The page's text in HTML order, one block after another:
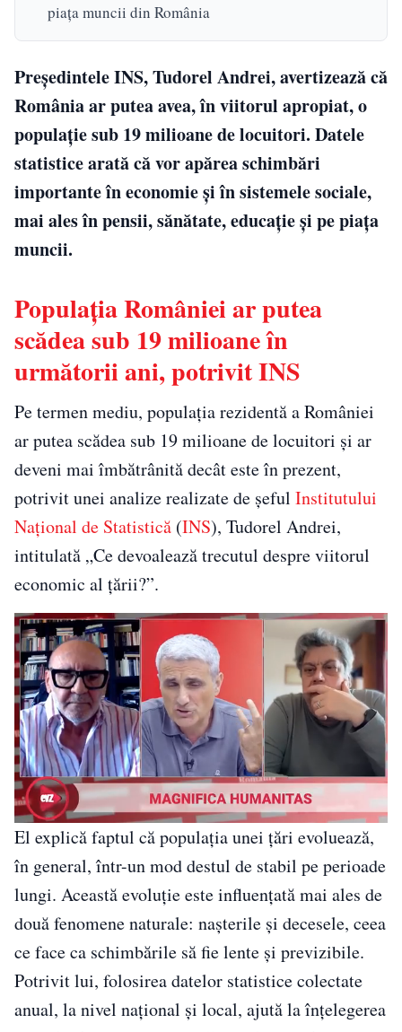
piața muncii din România
Președintele INS, Tudorel Andrei, avertizează că
România ar putea avea, în viitorul apropiat, o
populație sub 19 milioane de locuitori. Datele
statistice arată că vor apărea schimbări
importante în economie și în sistemele sociale,
mai ales în pensii, sănătate, educație și pe piața
muncii.
Populația României ar putea
scădea sub 19 milioane în
următorii ani, potrivit INS
Pe termen mediu, populația rezidentă a României
ar putea scădea sub 19 milioane de locuitori și ar
deveni mai îmbătrânită decât este în prezent,
potrivit unei analize realizate de șeful Institutului
Național de Statistică (INS), Tudorel Andrei,
intitulată „Ce devoalează trecutul despre viitorul
economic al țării?”.
El explică faptul că populația unei țări evoluează,
în general, într-un mod destul de stabil pe perioade
lungi. Această evoluție este influențată mai ales de
două fenomene naturale: nașterile și decesele, ceea
ce face ca schimbările să fie lente și previzibile.
Potrivit lui, folosirea datelor statistice colectate
anual, la nivel național și local, ajută la înțelegerea